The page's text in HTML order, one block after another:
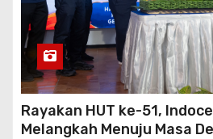
Rayakan HUT ke-51,
Melangkah Menuju Masa